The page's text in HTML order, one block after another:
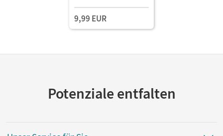
Schuljahr • Schulbuch
als E-Book (1 Jahr) Mit
Medien
9,99 EUR
Potenziale entfalten